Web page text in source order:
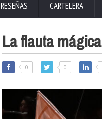
RESEÑAS CARTELERA
La flauta mágica
0 0